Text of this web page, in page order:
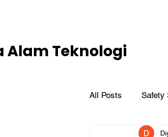
Alam Teknologi
All Posts Safety
Industrial